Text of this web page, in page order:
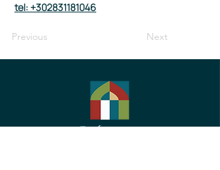
tel: +302831181046
Previous Next